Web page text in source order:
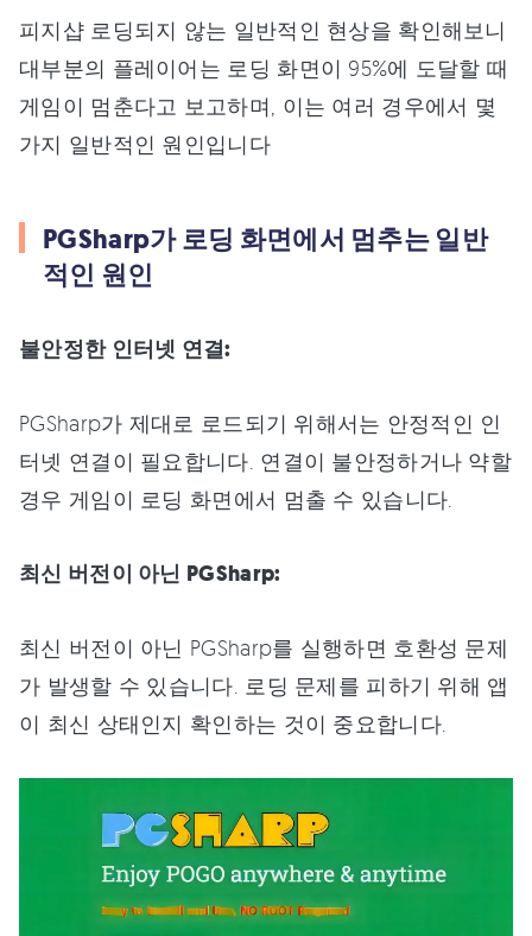
피지샵 로딩되지 않는 일반적인 현상을 확인해보니
대부분의 플레이어는 로딩 화면이 95%에 도달할 때
게임이 멈춘다고 보고하며, 이는 여러 경우에서 몇
가지 일반적인 원인입니다
PGSharp가 로딩 화면에서 멈추는 일반
적인 원인
불안정한 인터넷 연결:
PGSharp가 제대로 로드되기 위해서는 안정적인 인
터넷 연결이 필요합니다. 연결이 불안정하거나 약할
경우 게임이 로딩 화면에서 멈출 수 있습니다.
최신 버전이 아닌 PGSharp:
최신 버전이 아닌 PGSharp를 실행하면 호환성 문제
가 발생할 수 있습니다. 로딩 문제를 피하기 위해 앱
이 최신 상태인지 확인하는 것이 중요합니다.